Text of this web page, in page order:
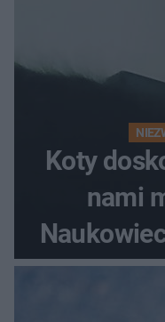
Koty
nami
od lat